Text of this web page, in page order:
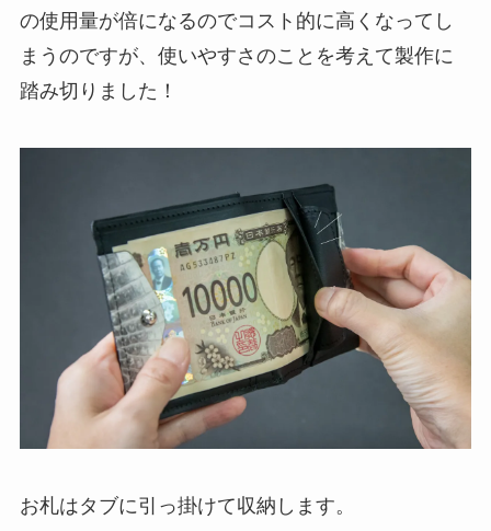
の使用量が倍になるのでコスト的に高くなってし
まうのですが、使いやすさのことを考えて製作に
踏み切りました！
お札はタブに引っ掛けて収納します。